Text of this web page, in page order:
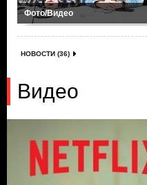
Фото/Видео
НОВОСТИ (36)
Видео